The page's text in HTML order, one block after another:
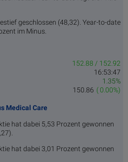
geschlossen (48,32). Year-to-date
im Minus.
152.88 / 152.92
16:53:47
1.35%
( 0.00%)
150.86
Medical Care
hat dabei 5,53 Prozent gewonnen
hat dabei 3,01 Prozent gewonnen